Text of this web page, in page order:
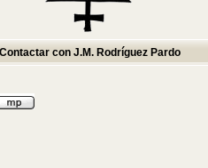
Contactar con J.M. Rodríguez Pardo